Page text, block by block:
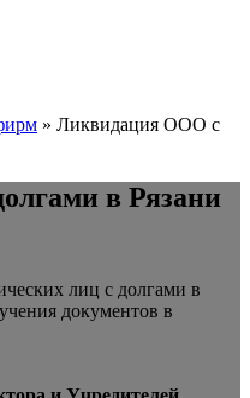
» Ликвидация ООО с
в Рязани
лиц с долгами в
документов в